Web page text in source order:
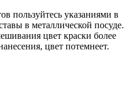
пользуйтесь указаниями в
в металлической посуде.
цвет краски более
цвет потемнеет.